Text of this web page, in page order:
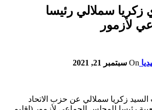
زكريا سملالي رئيسا
لأزمور
On سبتمبر 21, 2021
السيد زكريا سملالي عن حزب الاتحاد